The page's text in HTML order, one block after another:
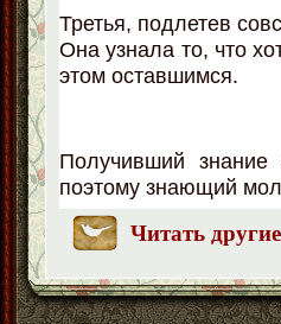
Третья, подлетев
Она узнала то, что
этом оставшимся.
Получивший знание
поэтому знающий
Читать